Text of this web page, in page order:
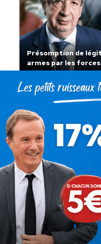
Présomption de
armes par les forces
Lorsque tout flambe
s’affaisse.